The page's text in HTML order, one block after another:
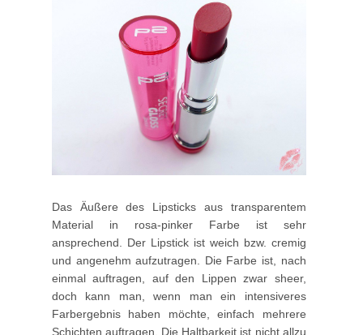
Das Äußere des Lipsticks aus transparentem
Material in rosa-pinker Farbe ist sehr
ansprechend. Der Lipstick ist weich bzw. cremig
und angenehm aufzutragen. Die Farbe ist, nach
einmal auftragen, auf den Lippen zwar sheer,
doch kann man, wenn man ein intensiveres
Farbergebnis haben möchte, einfach mehrere
Schichten auftragen. Die Haltbarkeit ist nicht allzu